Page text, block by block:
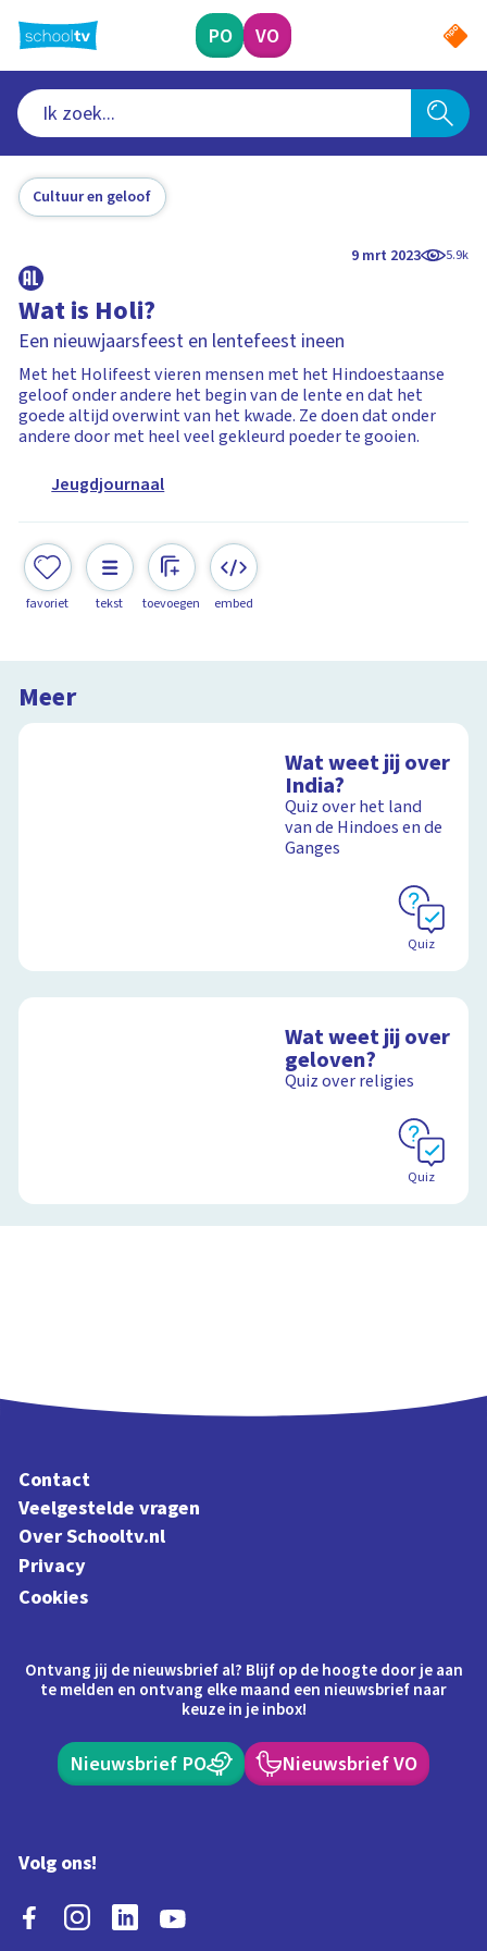
naar
hoofdinhoud
PO VO
Cultuur en geloof
9 mrt 2023 5.9k
Wat is Holi?
Een nieuwjaarsfeest en lentefeest ineen
Met het Holifeest vieren mensen met het Hindoestaanse
geloof onder andere het begin van de lente en dat het
goede altijd overwint van het kwade. Ze doen dat onder
andere door met heel veel gekleurd poeder te gooien.
Jeugdjournaal
favoriet tekst toevoegen embed
Meer
Wat weet jij over
India?
Quiz over het land
van de Hindoes en de
Ganges
Quiz
Wat weet jij over
geloven?
Quiz over religies
Quiz
Contact
Veelgestelde vragen
Over Schooltv.nl
Privacy
Cookies
Ontvang jij de nieuwsbrief al? Blijf op de hoogte door je aan
te melden en ontvang elke maand een nieuwsbrief naar
keuze in je inbox!
Nieuwsbrief PO Nieuwsbrief VO
Volg ons!